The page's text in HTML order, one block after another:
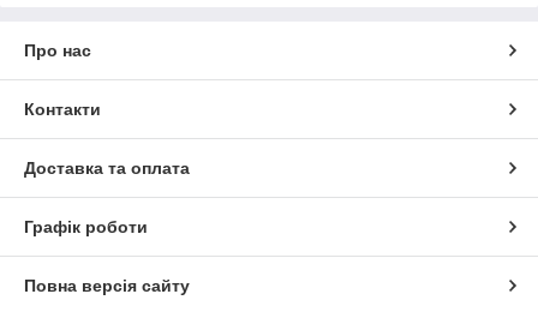
Про нас
Контакти
Доставка та оплата
Графік роботи
Повна версія сайту